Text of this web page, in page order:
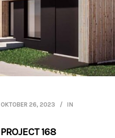
OKTOBER 26, 2023 IN
PROJECT 168